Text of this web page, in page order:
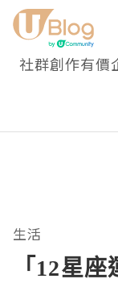
社群創作有價
生活
「12星